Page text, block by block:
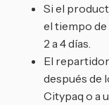
Si el
el tiempo
2 a 4 días.
El
después de
Citypaq o a